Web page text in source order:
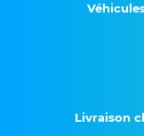
Livraison